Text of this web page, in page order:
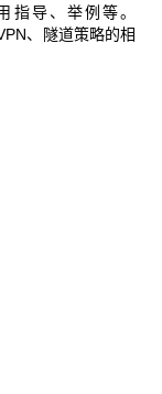
指导、举例等。
、隧道策略的相